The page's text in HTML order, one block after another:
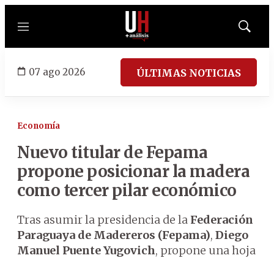
Menú
Mostrar
07 ago 2026 ÚLTIMAS NOTICIAS
Economía
Nuevo titular de Fepama
propone posicionar la madera
como tercer pilar económico
Tras asumir la presidencia de la Federación
Paraguaya de Madereros (Fepama), Diego
Manuel Puente Yugovich, propone una hoja